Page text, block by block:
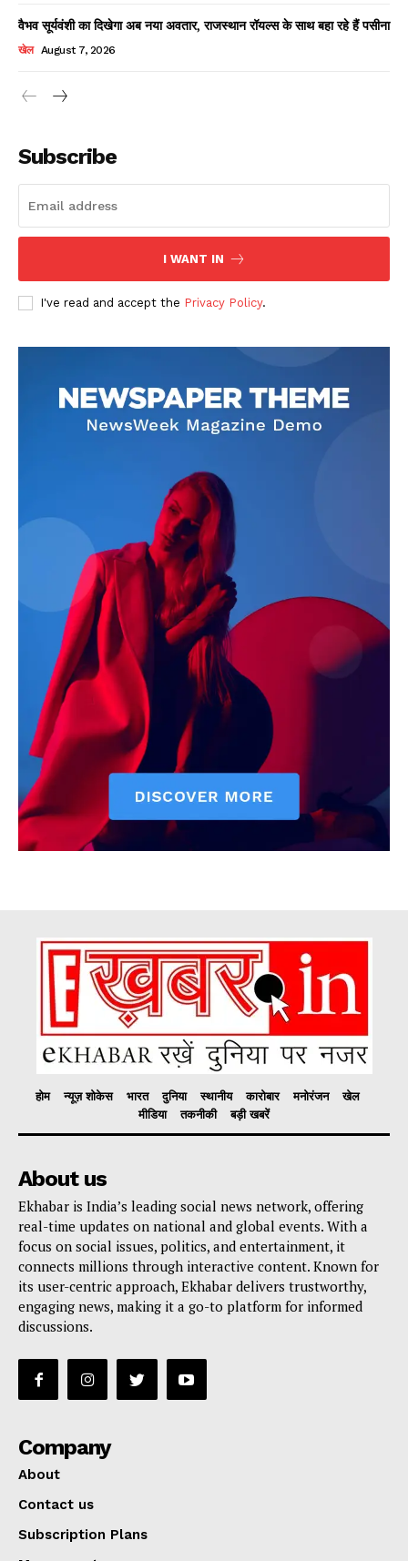
Contact us
Subscription Plans
My account
वैभव सूर्यवंशी का दिखेगा अब नया अवतार, राजस्थान रॉयल्स के साथ बहा रहे हैं पसीना
खेल August 7, 2026
Subscribe
I WANT IN
I've read and accept the Privacy Policy.
होम न्यूज़ शोकेस भारत दुनिया स्थानीय कारोबार मनोरंजन
खेल
मीडिया
तकनीकी बड़ी खबरें
About us
Ekhabar is India’s leading social news network, offering
real-time updates on national and global events. With a
focus on social issues, politics, and entertainment, it
connects millions through interactive content. Known for
its user-centric approach, Ekhabar delivers trustworthy,
engaging news, making it a go-to platform for informed
discussions.
Company
About
Contact us
Subscription Plans